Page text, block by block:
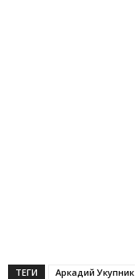
ТЕГИ Аркадий Укупник